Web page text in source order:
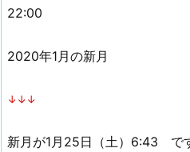
22:00
2020年1月の新月
↓↓↓
新月が1月25日（土）6:43 で